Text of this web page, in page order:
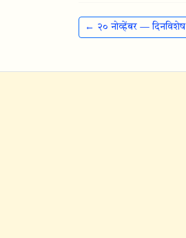
← २० नोव्हेंबर — दिनविशेष